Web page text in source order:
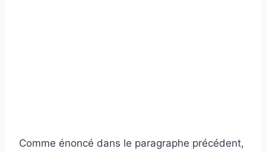
Comme énoncé dans le paragraphe précédent,